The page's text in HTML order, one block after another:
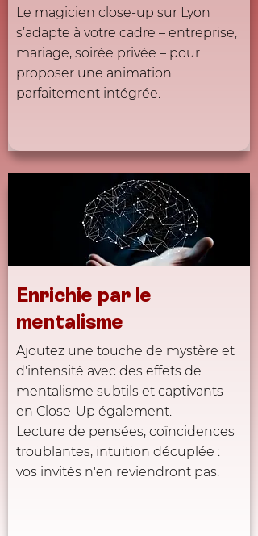
Le magicien close-up sur Lyon
s’adapte à votre cadre – entreprise,
mariage, soirée privée – pour
proposer une animation
parfaitement intégrée.
Enrichie par le
mentalisme
Ajoutez une touche de mystère et
d'intensité avec des effets de
mentalisme subtils et captivants
en Close-Up également.
Lecture de pensées, coïncidences
troublantes, intuition décuplée :
vos invités n'en reviendront pas.